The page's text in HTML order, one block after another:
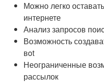
Можно легко
интернете
Анализ запросов
Возможность
вot
Неограниченные
рассылок